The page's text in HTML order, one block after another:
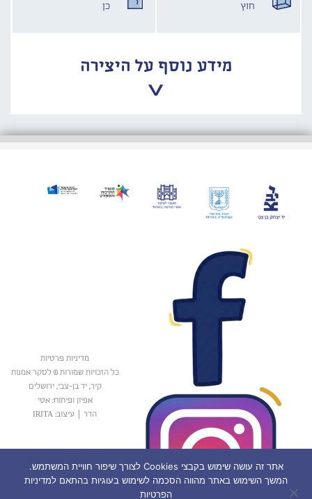
חוץ
כן
מידע נוסף על היצירה
מדיניות פרטיות
כל הזכויות שמורות © לסקר אמנות
קיר, יד בן-צבי, ירושלים
אפיון ופיתוח: אטי
הדר
עיצוב: IRITA
אתר זה עושה שימוש בקבצי Cookies לצורך שיפור חוויית המשתמש.
המשך השימוש באתר מהווה הסכמה לשימוש בעוגיות בהתאם למדיניות
הפרטיות